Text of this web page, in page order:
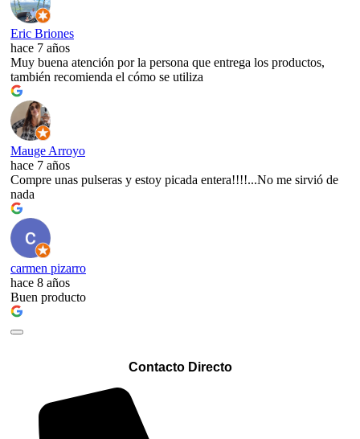
Eric Briones
hace 7 años
Muy buena atención por la persona que entrega los productos,
también recomienda el cómo se utiliza
Mauge Arroyo
hace 7 años
Compre unas pulseras y estoy picada entera!!!!...No me sirvió de
nada
carmen pizarro
hace 8 años
Buen producto
Contacto Directo